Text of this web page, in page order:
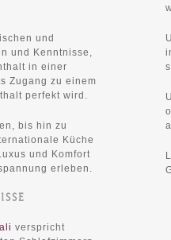
und
und Kenntnisse,
in einer
Zugang zu einem
perfekt wird.
bis hin zu
Küche
und Komfort
erleben.
verspricht